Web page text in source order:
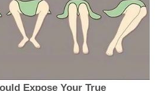
Expose Your True